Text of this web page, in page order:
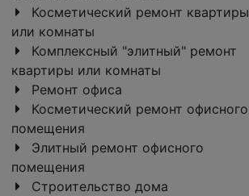
Косметический ремонт квартиры
или комнаты
Комплексный "элитный" ремонт
квартиры или комнаты
Ремонт офиса
Косметический ремонт офисного
помещения
Элитный ремонт офисного
помещения
Строительство дома